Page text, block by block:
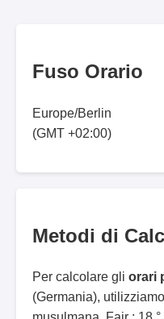
Fuso Orario
Europe/Berlin
(GMT +02:00)
Metodi di
Per calcolare gli orari
(Germania),